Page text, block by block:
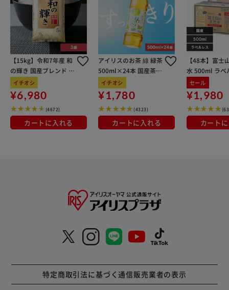
【15kg】令和7年産 和
の輝き 国産ブレンド 5
kg×3袋
イチオシ
¥6,980
(4672)
カートに入れる
アイリスのお茶 綠 緑茶
500ml×24本 国産茶葉
100％使用
イチオシ
¥1,780
(4323)
カートに入れる
【48本】富士
水 500ml ラベ
セール
¥1,980
カート
特定商取引法に基づく通信販売業者の表示